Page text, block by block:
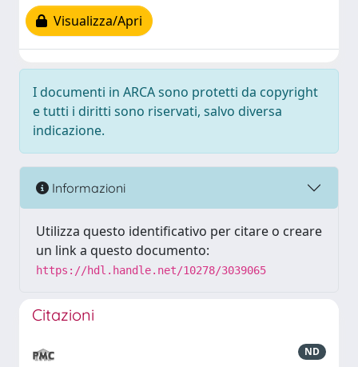
Visualizza/Apri
I documenti in ARCA sono protetti da copyright
e tutti i diritti sono riservati, salvo diversa
indicazione.
Informazioni
Utilizza questo identificativo per citare o creare
un link a questo documento:
https://hdl.handle.net/10278/3039065
Citazioni
ND